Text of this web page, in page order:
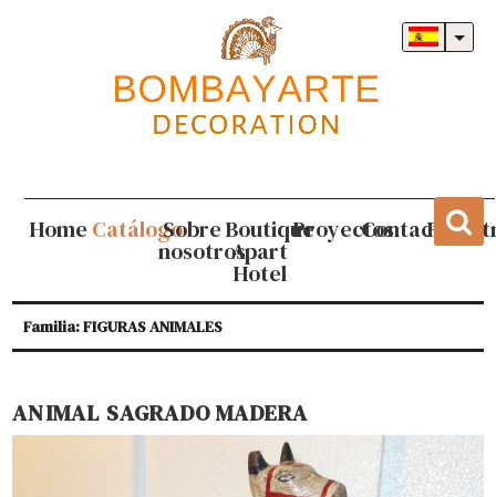
Home CatálogoSobre
nosotros
Boutique
Apart
Hotel
ProyectosContacto
Familia: FIGURAS ANIMALES
ANIMAL SAGRADO MADERA